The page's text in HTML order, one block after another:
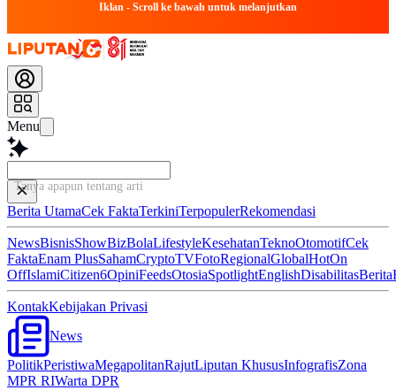
Iklan - Scroll ke bawah untuk melanjutkan
Menu
Tanya apapun tentang artikel ini.
Berita UtamaCek FaktaTerkiniTerpopulerRekomendasi
NewsBisnisShowBizBolaLifestyleKesehatanTeknoOtomotifCek
FaktaEnam PlusSahamCryptoTVFotoRegionalGlobalHotOn
OffIslamiCitizen6OpiniFeedsOtosiaSpotlightEnglishDisabilitasBerita
KontakKebijakan Privasi
News
PolitikPeristiwaMegapolitanRajutLiputan KhususInfografisZona
MPR RIWarta DPR